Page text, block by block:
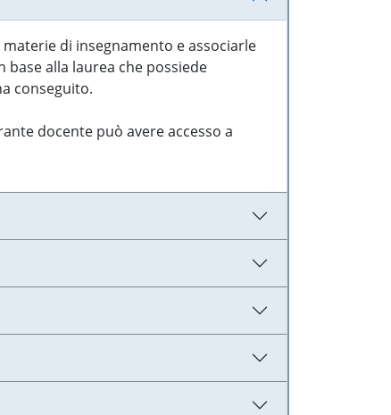
di insegnamento e associarle
base alla laurea che possiede
conseguito.
docente può avere accesso a